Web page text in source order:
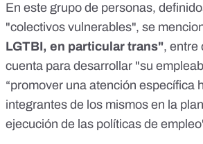
En este grupo de personas,
"colectivos vulnerables", se
LGTBI, en particular trans", entre
cuenta para desarrollar "su
“promover una atención específica
integrantes de los mismos en la
ejecución de las políticas de